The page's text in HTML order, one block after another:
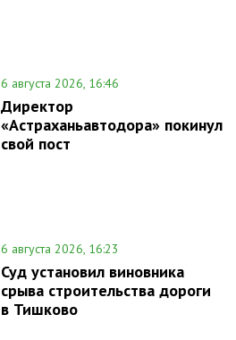
6 августа 2026, 16:46
Директор
«Астраханьавтодора» покинул
свой пост
6 августа 2026, 16:23
Суд установил виновника
срыва строительства дороги
в Тишково